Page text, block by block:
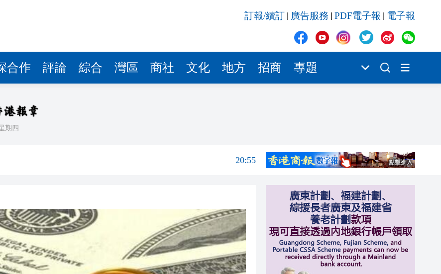
訂報/續訂 廣告服務 PDF電子報 電子報
合作 評論 綜合 灣區 商社 文化 地方 招商 專題
期四
證文儒沉香從傳統邁向現代
20:42
瓊考察
18億元
20:41
法
智英求情 罪證如山豈能妄想輕判
20:55
約18億元
萬億 利潤總額近936億
20:40
玩法
20:39